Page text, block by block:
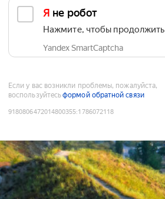
Я не робот
Нажмите, чтобы продолжить
Yandex SmartCaptcha
Если у вас возникли проблемы, пожалуйста,
воспользуйтесьформой обратной связи
9180806472014800355:1786072118